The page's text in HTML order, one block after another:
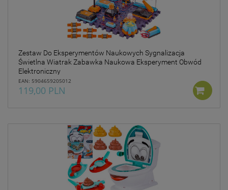
Zestaw Do Eksperymentów Naukowych Sygnalizacja
Świetlna Wiatrak Zabawka Naukowa Eksperyment Obwód
Elektroniczny
EAN: 5904659205012
119,00 PLN